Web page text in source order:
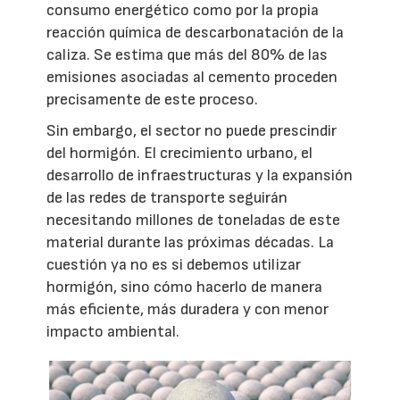
consumo energético como por la propia
reacción química de descarbonatación de la
caliza. Se estima que más del 80% de las
emisiones asociadas al cemento proceden
precisamente de este proceso.
Sin embargo, el sector no puede prescindir
del hormigón. El crecimiento urbano, el
desarrollo de infraestructuras y la expansión
de las redes de transporte seguirán
necesitando millones de toneladas de este
material durante las próximas décadas. La
cuestión ya no es si debemos utilizar
hormigón, sino cómo hacerlo de manera
más eficiente, más duradera y con menor
impacto ambiental.